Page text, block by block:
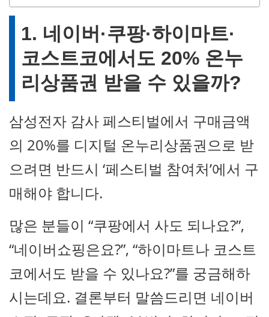
1. 네이버·쿠팡·하이마트·
코스트코에서도 20% 온누
리상품권 받을 수 있을까?
삼성전자 감사 페스티벌에서 구매금액
의 20%를 디지털 온누리상품권으로 받
으려면 반드시 ‘페스티벌 참여처’에서 구
매해야 합니다.
많은 분들이 “쿠팡에서 사도 되나요?”,
“네이버쇼핑은요?”, “하이마트나 코스트
코에서도 받을 수 있나요?”를 궁금해하
시는데요. 결론부터 말씀드리면 네이버